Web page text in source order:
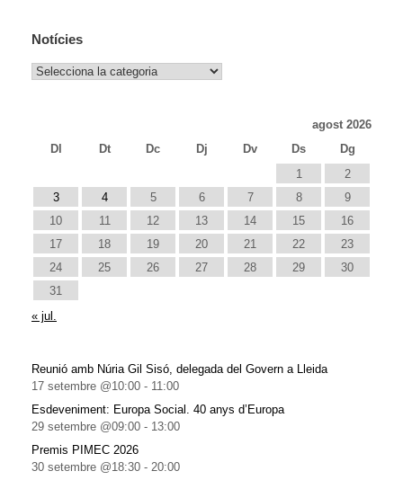
Notícies
Notícies
agost 2026
Dl
Dt Dc Dj Dv Ds
Dg
1
2
3
4 5 6 7 8
9
10
11 12 13 14 15
16
17
18 19 20 21 22
23
24
25 26 27 28 29
30
31
« jul.
Reunió amb Núria Gil Sisó, delegada del Govern a Lleida
17 setembre @10:00 - 11:00
Esdeveniment: Europa Social. 40 anys d’Europa
29 setembre @09:00 - 13:00
Premis PIMEC 2026
30 setembre @18:30 - 20:00